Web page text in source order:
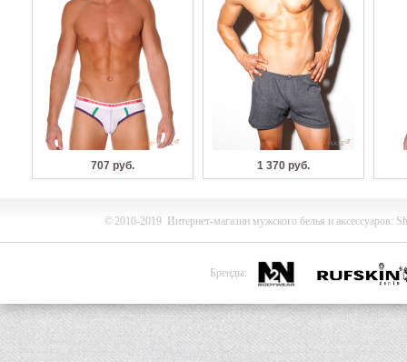
707 руб. 1 370 руб.
©2010-2019 Интернет-магазин мужского белья и аксессуаров:
Бренды: